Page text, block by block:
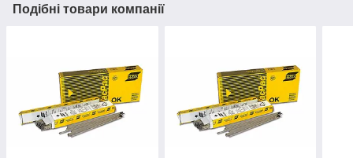
Подібні товари компанії